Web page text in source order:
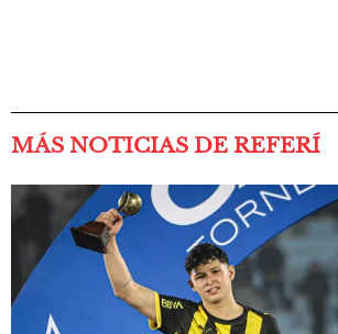
MÁS NOTICIAS DE REFERÍ